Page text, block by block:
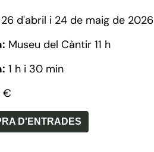
26 d'abril i 24 de maig de 2026
Museu del Càntir 11 h
1 h i 30 min
€
D'ENTRADES